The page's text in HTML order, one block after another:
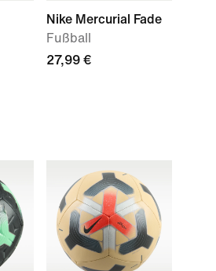
Nike Mercurial Fade
Fußball
27,99 €